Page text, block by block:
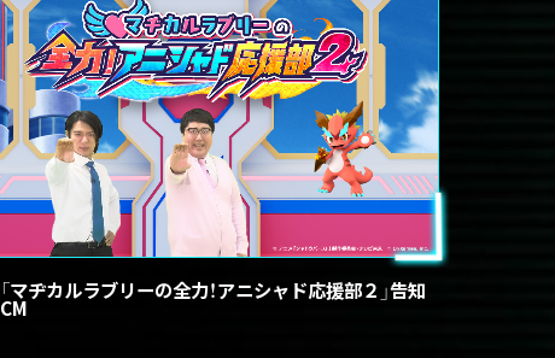
「マヂカルラブリーの全力！アニシャド応援部２」告知
CM